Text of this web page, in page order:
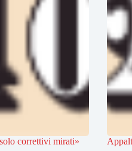
correttivi mirati»